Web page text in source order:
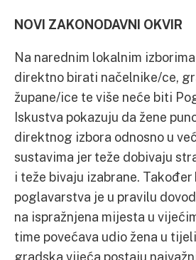
NOVI ZAKONODAVNI OKVIR
Na narednim lokalnim
direktno birati načelnike/ce,
župane/ice te više neće biti
Iskustva pokazuju da žene
direktnog izbora odnosno u
sustavima jer teže dobivaju
i teže bivaju izabrane. Također
poglavarstva je u pravilu
na ispražnjena mijesta u
time povećava udio žena u
gradska vijeća postaju